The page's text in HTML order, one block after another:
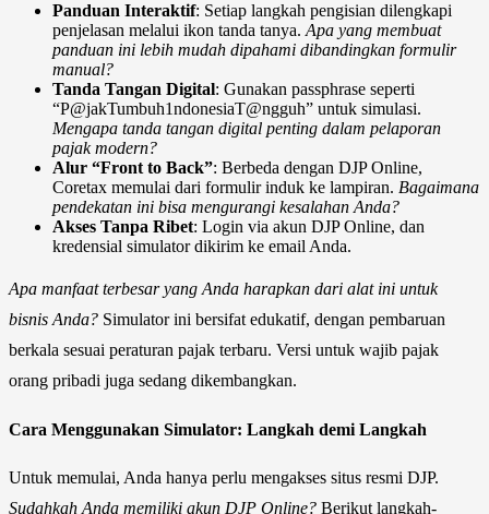
Panduan Interaktif: Setiap langkah pengisian dilengkapi
penjelasan melalui ikon tanda tanya. Apa yang membuat
panduan ini lebih mudah dipahami dibandingkan formulir
manual?
Tanda Tangan Digital: Gunakan passphrase seperti
“P@jakTumbuh1ndonesiaT@ngguh” untuk simulasi.
Mengapa tanda tangan digital penting dalam pelaporan
pajak modern?
Alur “Front to Back”: Berbeda dengan DJP Online,
Coretax memulai dari formulir induk ke lampiran. Bagaimana
pendekatan ini bisa mengurangi kesalahan Anda?
Akses Tanpa Ribet: Login via akun DJP Online, dan
kredensial simulator dikirim ke email Anda.
Apa manfaat terbesar yang Anda harapkan dari alat ini untuk
bisnis Anda? Simulator ini bersifat edukatif, dengan pembaruan
berkala sesuai peraturan pajak terbaru. Versi untuk wajib pajak
orang pribadi juga sedang dikembangkan.
Cara Menggunakan Simulator: Langkah demi Langkah
Untuk memulai, Anda hanya perlu mengakses situs resmi DJP.
Sudahkah Anda memiliki akun DJP Online? Berikut langkah-